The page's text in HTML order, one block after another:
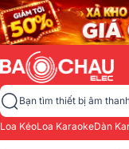
Bạn tìm thiết bị âm
Loa KéoLoa KaraokeDàn